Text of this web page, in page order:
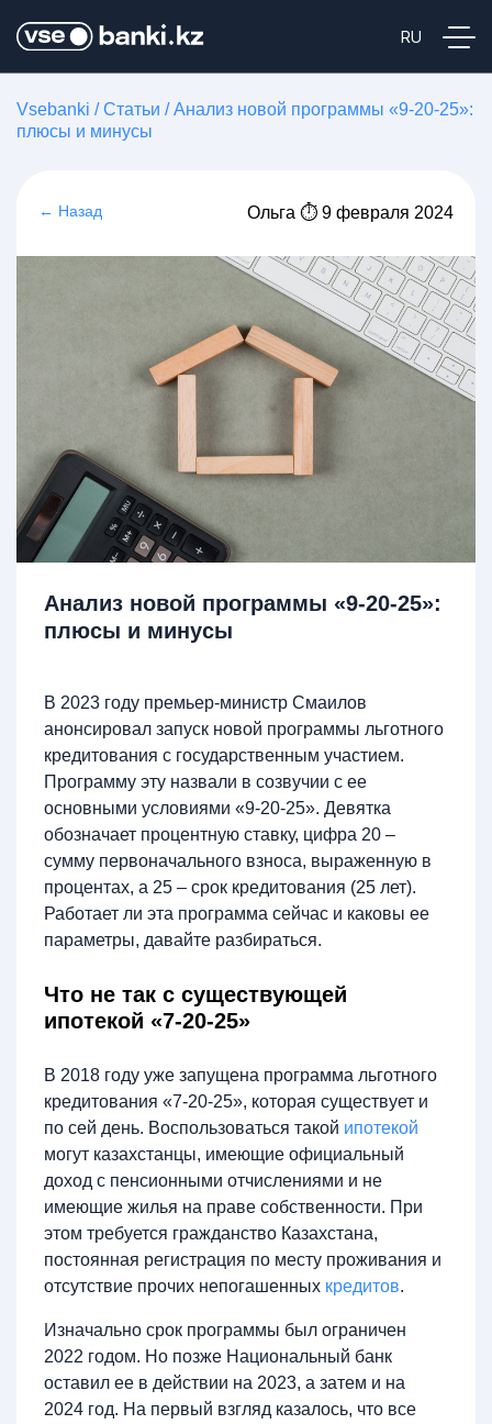
Vsebanki /Статьи /Анализ новой программы «9-20-25»:
плюсы и минусы
← Назад Ольга ⏱ 9 февраля 2024
Анализ новой программы «9-20-25»:
плюсы и минусы
В 2023 году премьер-министр Смаилов
анонсировал запуск новой программы льготного
кредитования с государственным участием.
Программу эту назвали в созвучии с ее
основными условиями «9-20-25». Девятка
обозначает процентную ставку, цифра 20 –
сумму первоначального взноса, выраженную в
процентах, а 25 – срок кредитования (25 лет).
Работает ли эта программа сейчас и каковы ее
параметры, давайте разбираться.
Что не так с существующей
ипотекой «7-20-25»
В 2018 году уже запущена программа льготного
кредитования «7-20-25», которая существует и
по сей день. Воспользоваться такой ипотекой
могут казахстанцы, имеющие официальный
доход с пенсионными отчислениями и не
имеющие жилья на праве собственности. При
этом требуется гражданство Казахстана,
постоянная регистрация по месту проживания и
отсутствие прочих непогашенных кредитов.
Изначально срок программы был ограничен
2022 годом. Но позже Национальный банк
оставил ее в действии на 2023, а затем и на
2024 год. На первый взгляд казалось, что все